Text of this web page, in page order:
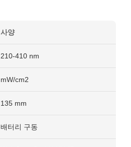
사양
210-410 nm
mW/cm2
135 mm
배터리 구동